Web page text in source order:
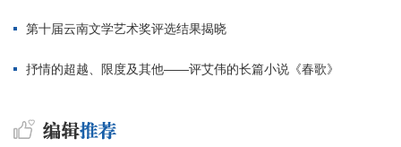
第十届云南文学艺术奖评选结果揭晓
抒情的超越、限度及其他——评艾伟的长篇小说《春歌》